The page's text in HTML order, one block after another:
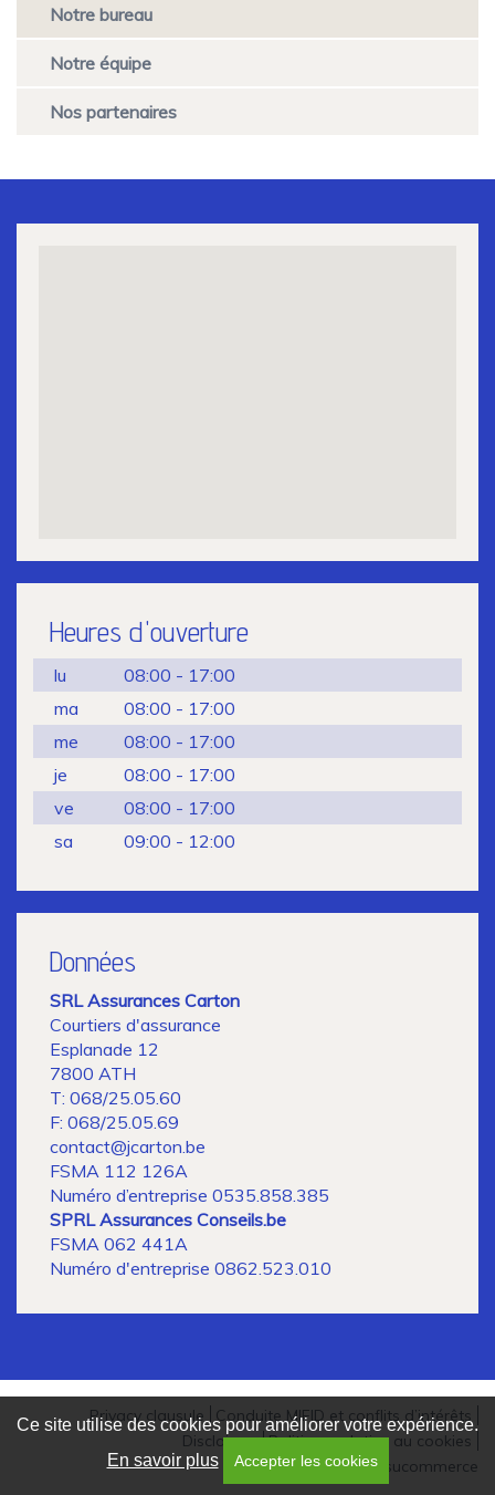
OverNotre bureau
Notre équipe
Nos partenaires
Heures d'ouverture
lu
08:00 - 17:00
ma
08:00 - 17:00
me
08:00 - 17:00
je
08:00 - 17:00
ve
08:00 - 17:00
sa
09:00 - 12:00
Données
SRL Assurances Carton
Courtiers d'assurance
Esplanade 12
7800 ATH
T: 068/25.05.60
F: 068/25.05.69
contact@jcarton.be
FSMA 112 126A
Numéro d’entreprise 0535.858.385
SPRL Assurances Conseils.be
FSMA 062 441A
Numéro d'entreprise 0862.523.010
Voet
Privacy clausule
Conduite MIFID et conflits d’intérêts
Disclaimer Politique relative au cookies
Created by Insucommerce
Ce site utilise des cookies pour améliorer votre expérience.
En savoir plus
Accepter les cookies